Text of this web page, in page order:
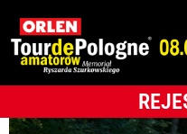
Tour de
Amatorów